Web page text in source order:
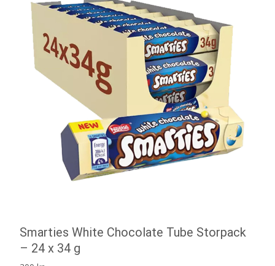
Smarties White Chocolate Tube Storpack
– 24 x 34 g